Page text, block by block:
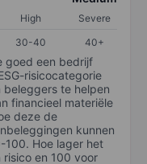
High
Severe
30-40 40+
goed een bedrijf
risicocategorie
te helpen
financieel materiële
deze de
kunnen
100. Hoe lager het
en 100 voor